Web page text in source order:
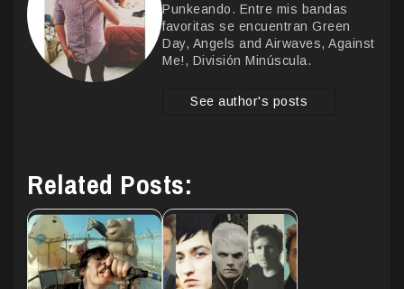
Punkeando. Entre mis bandas
favoritas se encuentran Green
Day, Angels and Airwaves, Against
Me!, División Minúscula.
See author's posts
Related Posts: